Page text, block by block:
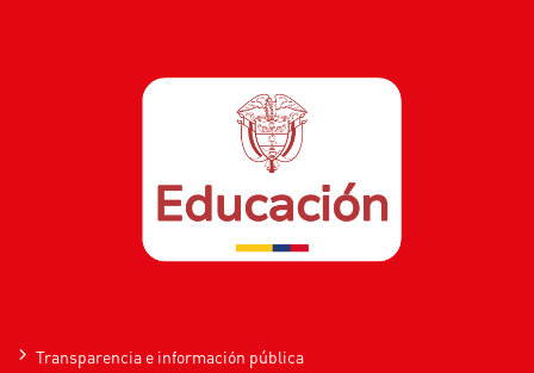
Transparencia e información pública